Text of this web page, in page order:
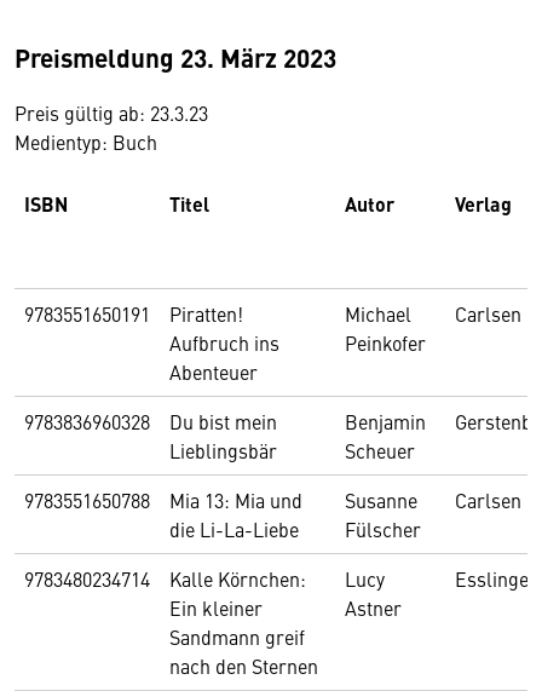
Preismeldung 23. März 2023
Preis gültig ab: 23.3.23
Medientyp: Buch
ISBN Titel Autor Verlag
9783551650191
Piratten!
Aufbruch ins
Abenteuer
Michael
Peinkofer
Carlsen
9783836960328
Du bist mein
Lieblingsbär
Benjamin
Scheuer
9783551650788
Mia 13: Mia und
die Li-La-Liebe
Susanne
Fülscher
Carlsen
9783480234714
Kalle Körnchen:
Ein kleiner
Sandmann greif
nach den Sternen
Lucy
Astner
Esslinger